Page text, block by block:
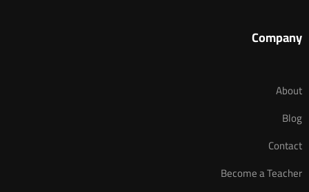
Company
About
Blog
Contact
Become a Teacher